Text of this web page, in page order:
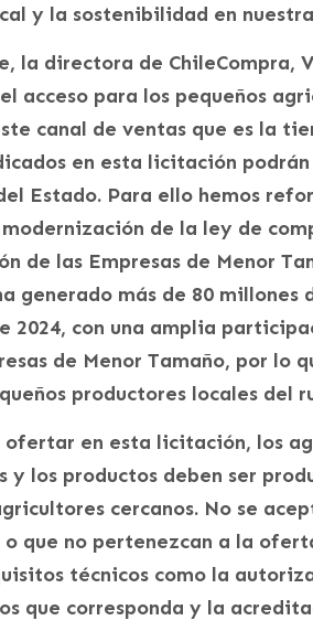
y la sostenibilidad en
la directora de ChileCompra,
acceso para los pequeños
canal de ventas que es la
en esta licitación
Estado. Para ello hemos
de la ley de
de las Empresas de Menor
generado más de 80
2024, con una amplia
de Menor Tamaño, por lo
productores locales del
ofertar en esta licitación, los
y los productos deben ser
cercanos. No se
que no pertenezcan a la
técnicos como la
que corresponda y la